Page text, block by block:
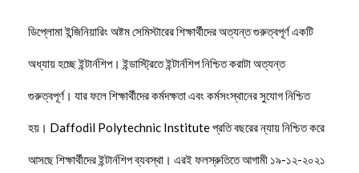
ডিপ্লোমা ইন্জিনিয়ারিং অষ্টম সেমিস্টারের শিক্ষার্থীদের অত্যন্ত গুরুত্বপূর্ণ একটি
অধ্যায় হচ্ছে ইন্টার্নশিপ। ইন্ডাস্ট্রিতে ইন্টার্নশিপ নিশ্চিত করাটা অত্যন্ত
গুরুত্বপূর্ণ। যার ফলে শিক্ষার্থীদের কর্মদক্ষতা এবং কর্মসংস্থানের সুযোগ নিশ্চিত
হয়। Daffodil Polytechnic Institute প্রতি বছরের ন্যায় নিশ্চিত করে
আসছে শিক্ষার্থীদের ইন্টার্নশিপ ব্যবস্থা। এরই ফলস্রুতিতে আগামী ১৯-১২-২০২১